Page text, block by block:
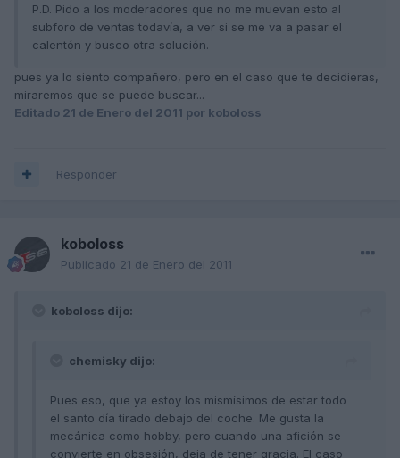
P.D. Pido a los moderadores que no me muevan esto al
subforo de ventas todavía, a ver si se me va a pasar el
calentón y busco otra solución.
pues ya lo siento compañero, pero en el caso que te decidieras,
miraremos que se puede buscar...
Editado 21 de Enero del 2011 por koboloss
Responder
koboloss
Publicado 21 de Enero del 2011
koboloss dijo:
chemisky dijo:
Pues eso, que ya estoy los mismísimos de estar todo
el santo día tirado debajo del coche. Me gusta la
mecánica como hobby, pero cuando una afición se
convierte en obsesión, deja de tener gracia. El caso